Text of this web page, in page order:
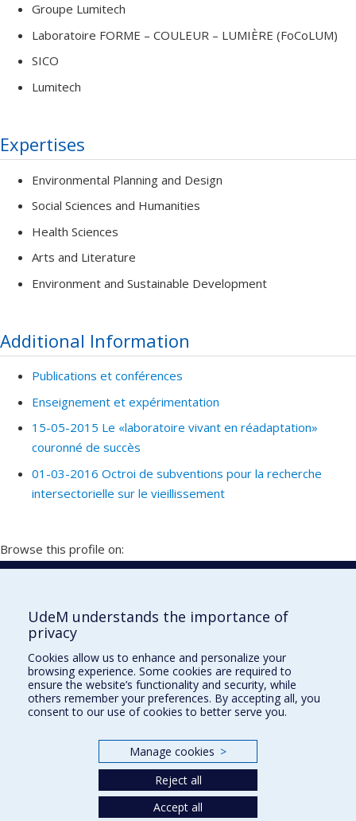
Groupe Lumitech
Laboratoire FORME – COULEUR – LUMIÈRE (FoCoLUM)
SICO
Lumitech
Expertises
Environmental Planning and Design
Social Sciences and Humanities
Health Sciences
Arts and Literature
Environment and Sustainable Development
Additional Information
Publications et conférences
Enseignement et expérimentation
15-05-2015 Le «laboratoire vivant en réadaptation»
couronné de succès
01-03-2016 Octroi de subventions pour la recherche
intersectorielle sur le vieillissement
Browse this profile on:
École de design
École d'architecture
École d'urbanisme et d'architecture de paysage
UdeM understands the importance of
privacy
Cookies allow us to enhance and personalize your
browsing experience. Some cookies are required to
ensure the website’s functionality and security, while
others remember your preferences. By accepting all, you
consent to our use of cookies to better serve you.
Manage cookies >
Reject all
Accept all